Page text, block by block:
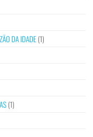
DA IDADE(1)
(1)